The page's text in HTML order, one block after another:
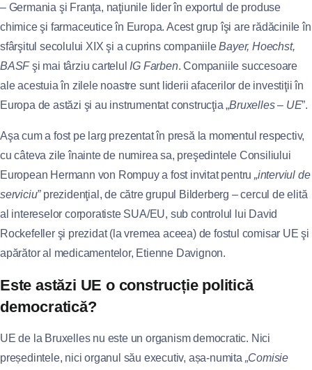
– Germania şi Franţa, naţiunile lider în exportul de produse
chimice şi farmaceutice în Europa. Acest grup îşi are rădăcinile în
sfârşitul secolului XIX şi a cuprins companiileBayer, Hoechst,
BASFşi mai târziu cartelul IG Farben. Companiile succesoare
ale acestuia în zilele noastre sunt liderii afacerilor de investiţii în
Europa de astăzi şi au instrumentat construcţia „Bruxelles – UE”.
Aşa cum a fost pe larg prezentat în presă la momentul respectiv,
cu câteva zile înainte de numirea sa, preşedintele Consiliului
European Hermann von Rompuy a fost invitat pentru „interviul de
serviciu”prezidenţial, de către grupul Bilderberg – cercul de elită
al intereselor corporatiste SUA/EU, sub controlul lui David
Rockefeller şi prezidat (la vremea aceea) de fostul comisar UE şi
apărător al medicamentelor, Etienne Davignon.
Este astăzi UE o construcție politică
democratică?
UE de la Bruxelles nu este un organism democratic. Nici
președintele, nici organul său executiv, așa-numita „Comisie